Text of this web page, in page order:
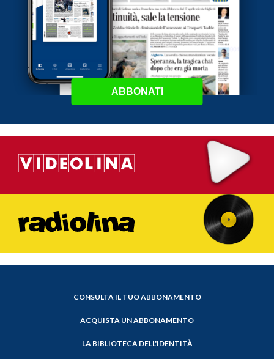
ABBONATI
CONSULTA IL TUO ABBONAMENTO
ACQUISTA UN ABBONAMENTO
LA BIBLIOTECA DELL'IDENTITÀ